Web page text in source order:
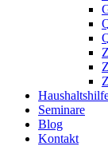
Seminare
Blog
Kontakt